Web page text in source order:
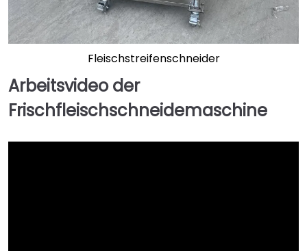
Fleischstreifenschneider
Arbeitsvideo der
Frischfleischschneidemaschine